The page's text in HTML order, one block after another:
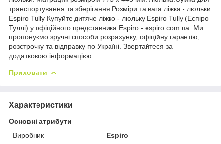
транспортування та зберігання.Розміри та вага ліжка - люльки
Espiro Tully Купуйте дитяче ліжко - люльку Espiro Tully (Еспіро
Туллі) у офіційного представника Espiro - espiro.com.ua. Ми
пропонуємо зручні способи розрахунку, офіційну гарантію,
розстрочку та відправку по Україні. Звертайтеся за
додатковою інформацією.
Приховати
Характеристики
Основні атрибути
Виробник
Espiro